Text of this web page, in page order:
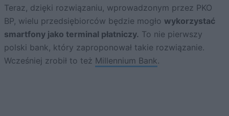
Teraz, dzięki rozwiązaniu, wprowadzonym przez PKO
BP, wielu przedsiębiorców będzie mogło wykorzystać
smartfony jako terminal płatniczy. To nie pierwszy
polski bank, który zaproponował takie rozwiązanie.
Wcześniej zrobił to też Millennium Bank.